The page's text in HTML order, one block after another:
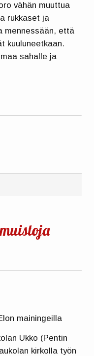
vähän muuttua
rukkaset ja
mennessään, että
kuuluneetkaan.
sahalle ja
mainingeilla
Ukko (Pentin
kirkolla työn